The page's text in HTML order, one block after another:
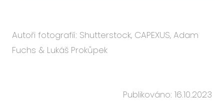
Autoři fotografií: Shutterstock, CAPEXUS, Adam
Fuchs & Lukáš Prokůpek
Publikováno: 16.10.2023